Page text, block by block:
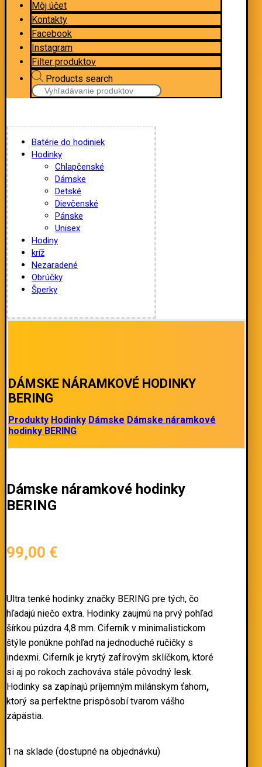
Môj účet
Kontakty
Facebook
Instagram
Filter produktov
Products search
Batérie do hodiniek
Hodinky
Chlapčenské
Dámske
Detské
Dievčenské
Pánske
Unisex
Hodiny
kríž
Nezaradené
Obrúčky
Šperky
DÁMSKE NÁRAMKOVÉ HODINKY
BERING
Produkty Hodinky Dámske Dámske náramkové
hodinky BERING
Dámske náramkové hodinky
BERING
99,00 €
Ultra tenké hodinky značky BERING pre tých, čo
hľadajú niečo extra. Hodinky zaujmú na prvý pohľad
šírkou púzdra 4,8 mm. Ciferník v minimalistickom
štýle ponúkne pohľad na jednoduché ručičky s
indexmi. Ciferník je krytý zafírovým sklíčkom, ktoré
si aj po rokoch zachováva stále pôvodný lesk.
Hodinky sa zapínajú príjemným milánskym ťahom,
ktorý sa perfektne prispôsobí tvarom vášho
zápästia.
1 na sklade (dostupné na objednávku)